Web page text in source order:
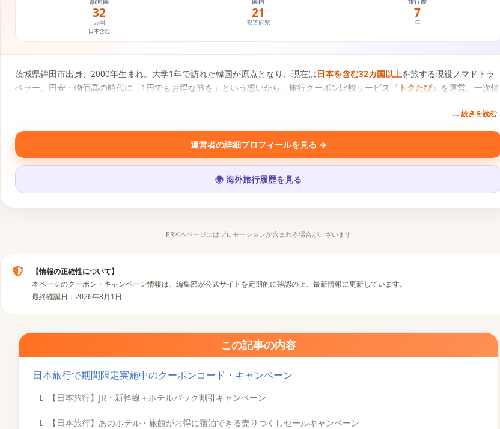
32
カ国
日本含む
21
都道府県
7
年
茨城県鉾田市出身、2000年生まれ。大学1年で訪れた韓国が原点となり、現在は日本を含む32カ国以上を旅する現役ノマドトラ
ベラー。円安・物価高の時代に「1円でもお得な旅を」という想いから、旅行クーポン比較サービス『 トクたび』を運営。一次情
SNS・運営メディア
▶ 𝕏 📷 ♪
… 続きを読む
運営者の詳細プロフィールを見る →
🌍 海外旅行履歴を見る
PR※本ページにはプロモーションが含まれる場合がございます
【情報の正確性について】
本ページのクーポン・キャンペーン情報は、編集部が公式サイトを定期的に確認の上、最新情報に更新しています。
最終確認日：2026年8月1日
この記事の内容
日本旅行で期間限定実施中のクーポンコード・キャンペーン
【日本旅行】JR・新幹線＋ホテルパック割引キャンペーン
【日本旅行】あのホテル・旅館がお得に宿泊できる売りつくしセールキャンペーン